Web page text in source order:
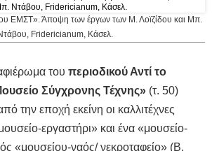
ΕΜΣΤ». Άποψη των έργων των Μ. Λοϊζίδου και Μπ.
Fridericianum, Κάσελ.
του περιοδικού Αντί το
Σύγχρονης Τέχνης» (τ. 50)
την εποχή εκείνη οι καλλιτέχνες
εργαστήρι» και ένα «μουσείο-
«μουσείου-ναός/ νεκροταφείο» (Β.